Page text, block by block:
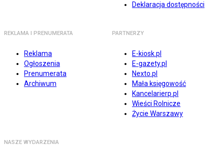
Deklaracja dostępności
REKLAMA I PRENUMERATA
Reklama
Ogłoszenia
Prenumerata
Archiwum
PARTNERZY
E-kiosk.pl
E-gazety.pl
Nexto.pl
Mała księgowość
Kancelarierp.pl
Wieści Rolnicze
Życie Warszawy
NASZE WYDARZENIA